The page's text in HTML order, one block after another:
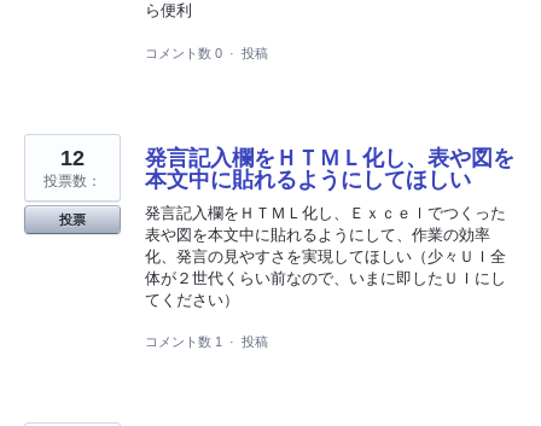
ら便利
コメント数 0 · 投稿
発言記入欄をＨＴＭＬ化し、表や図を
本文中に貼れるようにしてほしい
発言記入欄をＨＴＭＬ化し、Ｅｘｃｅｌでつくった
表や図を本文中に貼れるようにして、作業の効率
化、発言の見やすさを実現してほしい（少々ＵＩ全
体が２世代くらい前なので、いまに即したＵＩにし
てください）
12
投票数：
投票
コメント数 1 · 投稿